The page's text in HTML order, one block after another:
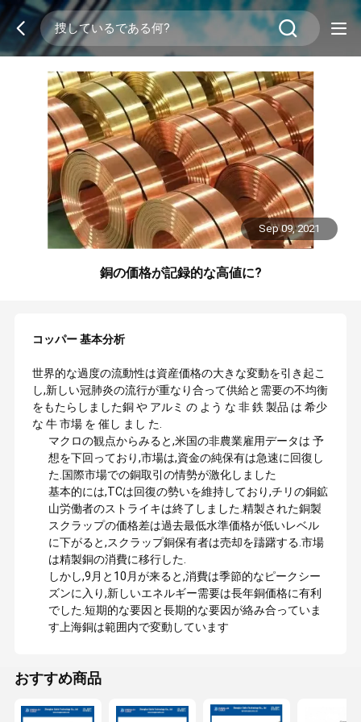
Sep 09, 2021
銅の価格が記録的な高値に?
コッパー 基本分析
世界的な過度の流動性は資産価格の大きな変動を引き起こ
し,新しい冠肺炎の流行が重なり合って供給と需要の不均衡
をもたらしました銅 や アルミ の よう な 非 鉄 製品 は 希少
な 牛 市場 を 催し まし た.
マクロの観点からみると,米国の非農業雇用データは 予
想を下回っており,市場は,資金の純保有は急速に回復し
た.国際市場での銅取引の情勢が激化しました
基本的には,TCは回復の勢いを維持しており,チリの銅鉱
山労働者のストライキは終了しました.精製された銅製
スクラップの価格差は過去最低水準価格が低いレベル
に下がると,スクラップ銅保有者は売却を躊躇する.市場
は精製銅の消費に移行した.
しかし,9月と10月が来ると,消費は季節的なピークシー
ズンに入り,新しいエネルギー需要は長年銅価格に有利
でした.短期的な要因と長期的な要因が絡み合っていま
す上海銅は範囲内で変動しています
おすすめ商品